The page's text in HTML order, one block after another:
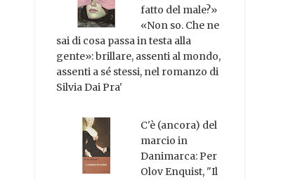
fatto del male?»
«Non so. Che ne
sai di cosa passa in testa alla
gente»: brillare, assenti al mondo,
assenti a sé stessi, nel romanzo di
Silvia Dai Pra'
C'è (ancora) del
marcio in
Danimarca: Per
Olov Enquist, "Il